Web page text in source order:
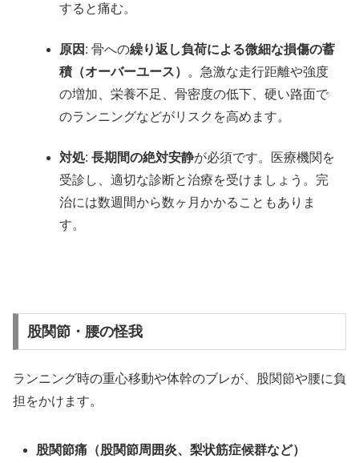
すると痛む。
原因 : 骨への繰り返し負荷による微細な損傷の蓄
積（オーバーユース） 。急激な走行距離や強度
の増加、栄養不足、骨密度の低下、硬い路面で
のランニングなどがリスクを高めます。
対処:長期間の絶対安静が必須です。医療機関を
受診し、適切な診断と治療を受けましょう。完
治には数週間から数ヶ月かかることもありま
す。
股関節・腰の怪我
ランニング時の重心移動や体幹のブレが、股関節や腰に負
担をかけます。
股関節痛（股関節周囲炎、梨状筋症候群など）